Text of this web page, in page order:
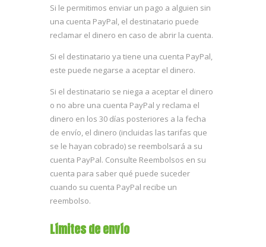
Si le permitimos enviar un pago a alguien sin
una cuenta PayPal, el destinatario puede
reclamar el dinero en caso de abrir la cuenta.
Si el destinatario ya tiene una cuenta PayPal,
este puede negarse a aceptar el dinero.
Si el destinatario se niega a aceptar el dinero
o no abre una cuenta PayPal y reclama el
dinero en los 30 días posteriores a la fecha
de envío, el dinero (incluidas las tarifas que
se le hayan cobrado) se reembolsará a su
cuenta PayPal. Consulte Reembolsos en su
cuenta para saber qué puede suceder
cuando su cuenta PayPal recibe un
reembolso.
Límites de envío